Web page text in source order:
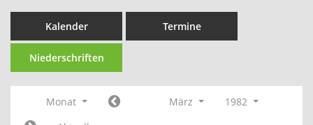
Kalender Termine
Niederschriften
Monat März
1982